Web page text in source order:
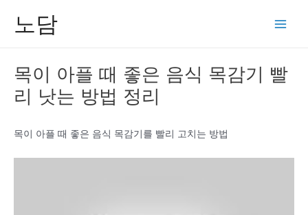
노담
목이 아플 때 좋은 음식 목감기 빨
리 낫는 방법 정리
목이 아플 때 좋은 음식 목감기를 빨리 고치는 방법